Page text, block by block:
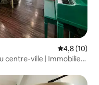
Note
4,8 (10)
centre-ville | Immobilier